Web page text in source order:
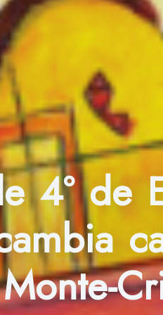
4º de
Monte-